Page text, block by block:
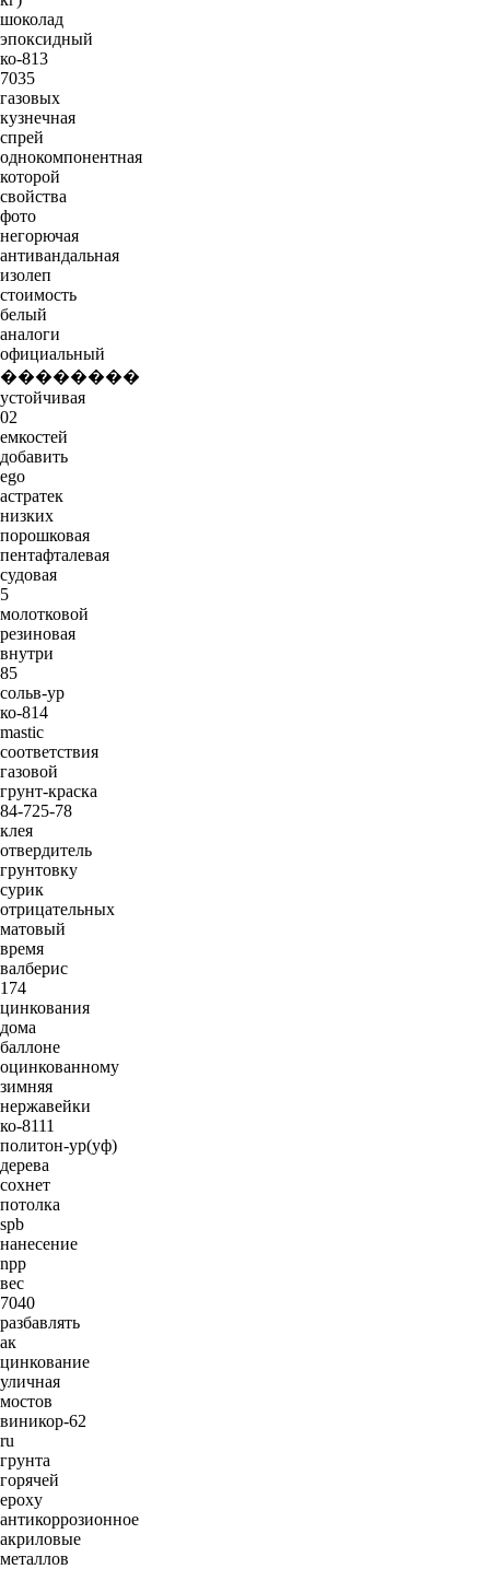
шоколад
эпоксидный
ко-813
7035
газовых
кузнечная
спрей
однокомпонентная
которой
свойства
фото
негорючая
антивандальная
изолеп
стоимость
белый
аналоги
официальный
��������
устойчивая
02
емкостей
добавить
ego
астратек
низких
порошковая
пентафталевая
судовая
5
молотковой
резиновая
внутри
85
сольв-ур
ко-814
mastic
соответствия
газовой
грунт-краска
84-725-78
клея
отвердитель
грунтовку
сурик
отрицательных
матовый
время
валберис
174
цинкования
дома
баллоне
оцинкованному
зимняя
нержавейки
ко-8111
политон-ур(уф)
дерева
сохнет
потолка
spb
нанесение
npp
вес
7040
разбавлять
ак
цинкование
уличная
мостов
виникор-62
ru
грунта
горячей
epoxy
антикоррозионное
акриловые
металлов